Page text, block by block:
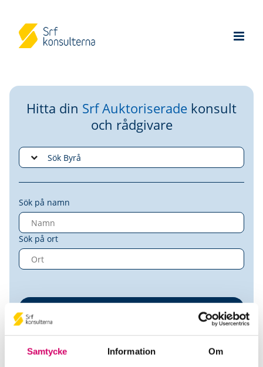
Samtycke Information Om
Hitta din Srf Auktoriserade konsult
och rådgivare
Sök på namn
Sök på ort